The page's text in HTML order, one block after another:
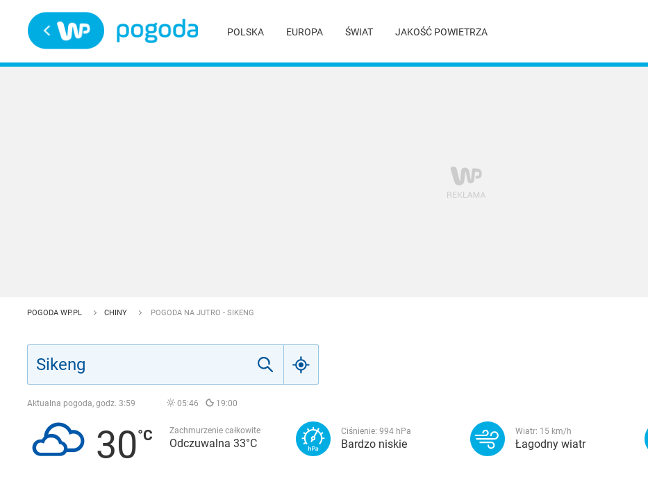
POLSKA EUROPA ŚWIAT JAKOŚĆ POWIETRZA
POGODA WP.PL CHINY POGODA NA JUTRO - SIKENG
Aktualna pogoda, godz. 3:59 05:46 19:00
30 Zachmurzenie całkowite
Odczuwalna 33°C
Ciśnienie: 994 hPa
Bardzo niskie
Wiatr: 15 km/h
Łagodny wiatr